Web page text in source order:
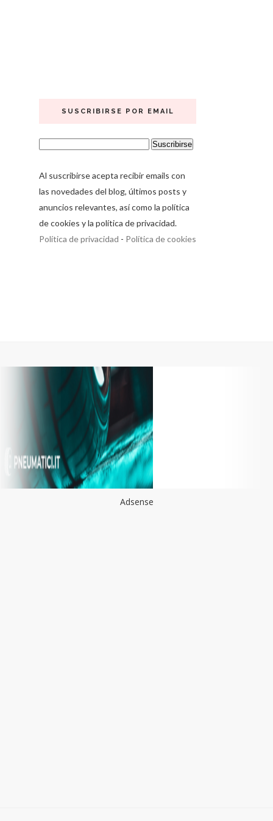
SUSCRIBIRSE POR EMAIL
Al suscribirse acepta recibir emails con
las novedades del blog, últimos posts y
anuncios relevantes, así como la política
de cookies y la política de privacidad.
Política de privacidad - Política de cookies
Adsense